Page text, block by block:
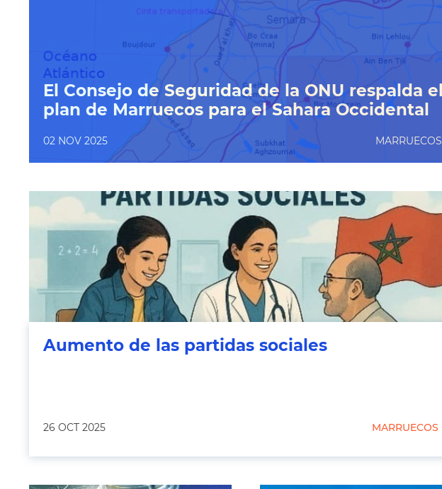
El Consejo de Seguridad de la ONU respalda el
plan de Marruecos para el Sahara Occidental
02 NOV 2025 MARRUECOS
Aumento de las partidas sociales
26 OCT 2025 MARRUECOS